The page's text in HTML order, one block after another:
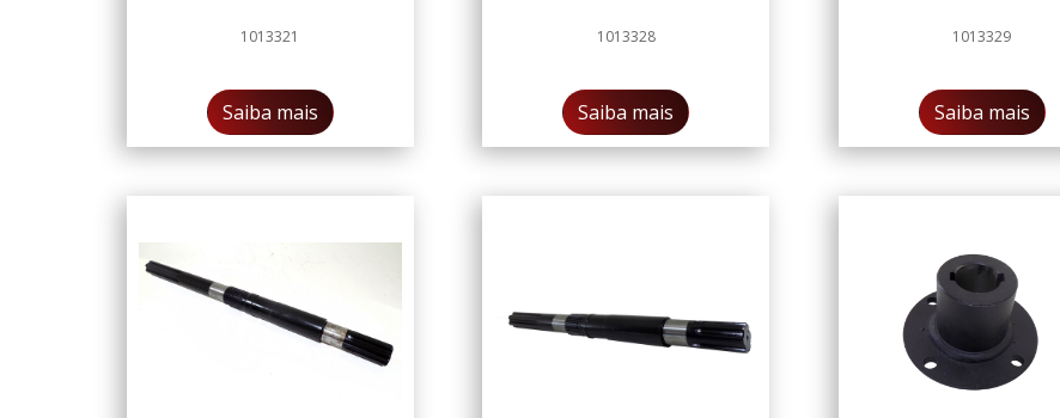
1013321
Saiba mais
1013328
Saiba mais
1013329
Saiba mais